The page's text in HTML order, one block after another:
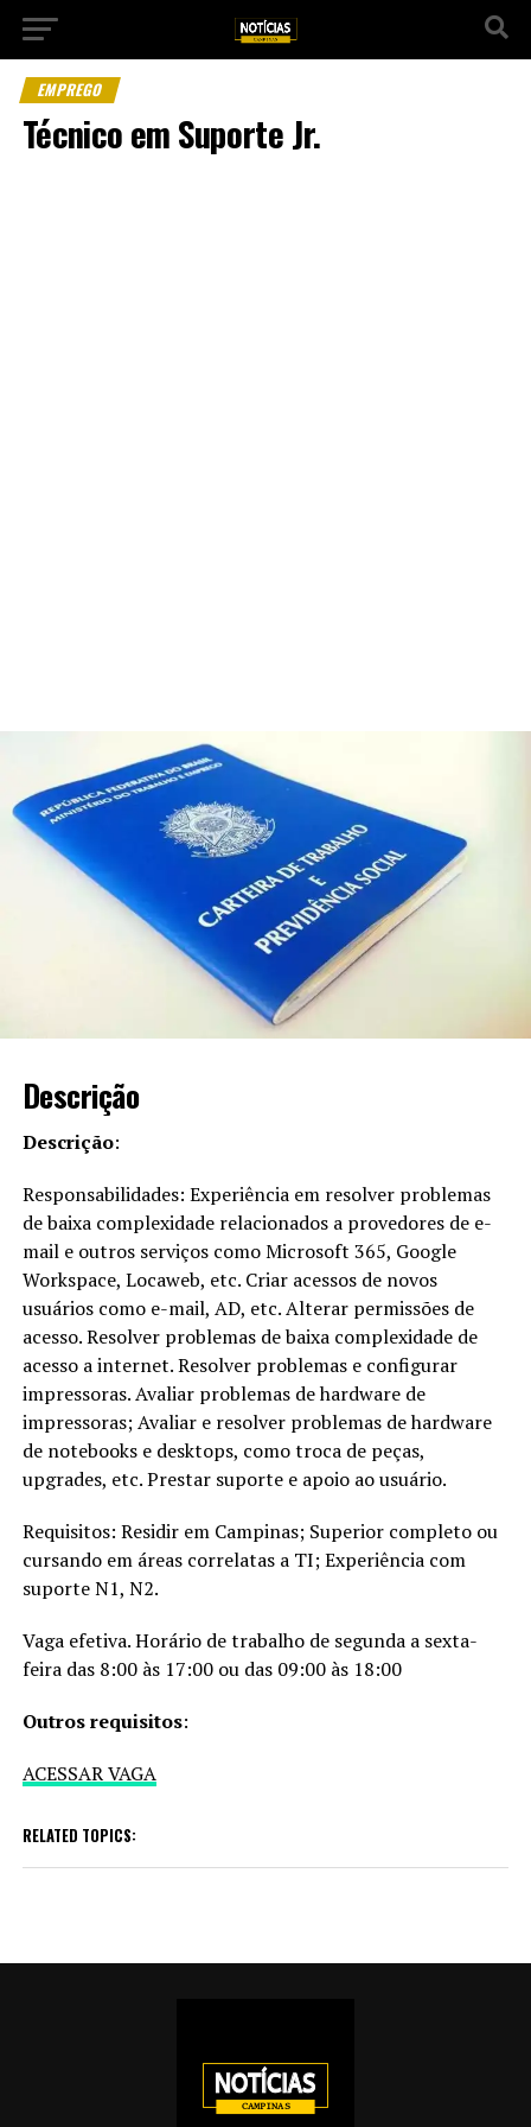
EMPREGO
Técnico em Suporte Jr.
Descrição
Descrição:
Responsabilidades: Experiência em resolver problemas
de baixa complexidade relacionados a provedores de e-
mail e outros serviços como Microsoft 365, Google
Workspace, Locaweb, etc. Criar acessos de novos
usuários como e-mail, AD, etc. Alterar permissões de
acesso. Resolver problemas de baixa complexidade de
acesso a internet. Resolver problemas e configurar
impressoras. Avaliar problemas de hardware de
impressoras; Avaliar e resolver problemas de hardware
de notebooks e desktops, como troca de peças,
upgrades, etc. Prestar suporte e apoio ao usuário.
Requisitos: Residir em Campinas; Superior completo ou
cursando em áreas correlatas a TI; Experiência com
suporte N1, N2.
Vaga efetiva. Horário de trabalho de segunda a sexta-
feira das 8:00 às 17:00 ou das 09:00 às 18:00
Outros requisitos:
ACESSAR VAGA
RELATED TOPICS: